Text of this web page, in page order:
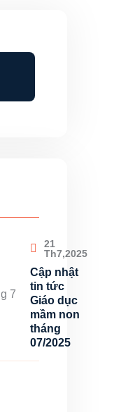
21
Th7,2025
Cập nhật
tin tức
Giáo dục
mầm non
tháng
07/2025